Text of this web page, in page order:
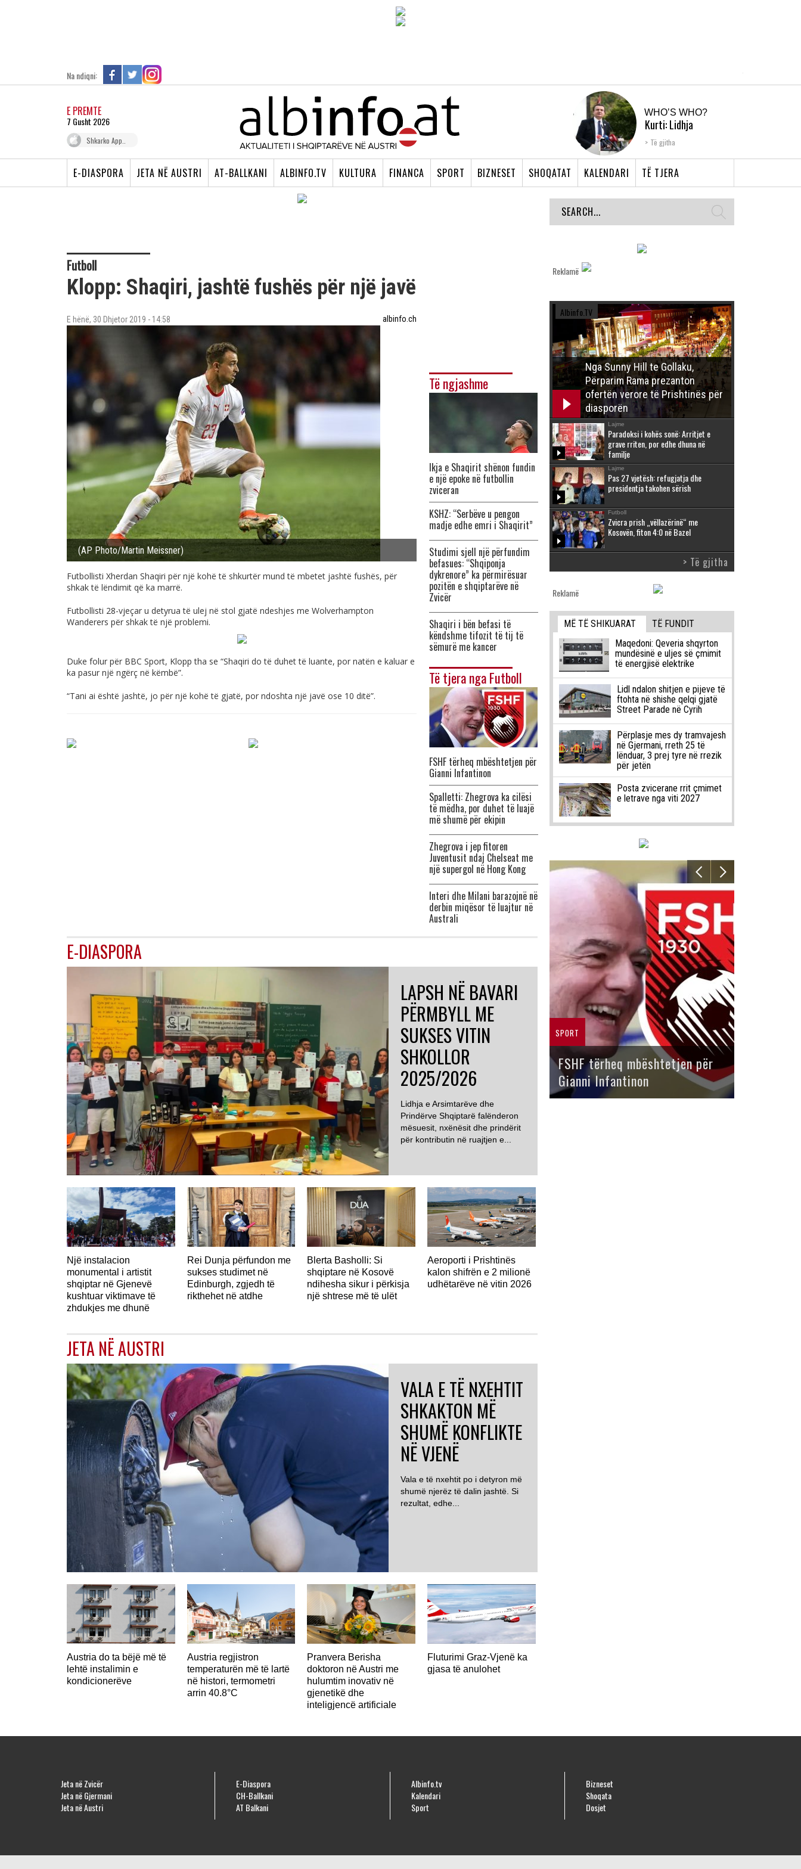
Na ndiqni:
E PREMTE
7 Gusht 2026
Shkarko App..
WHO’S WHO?
Kurti: Lidhja
Shqiptare e Prizrenit,
Të gjitha
E-DIASPORA JETA NË AUSTRI AT-BALLKANI ALBINFO.TV KULTURA FINANCA SPORT BIZNESET SHOQATAT KALENDARI TË TJERA
Futboll
Klopp: Shaqiri, jashtë fushës për një javë
E hënë, 30 Dhjetor 2019 - 14:58 albinfo.ch
(AP Photo/Martin Meissner)
Futbollisti Xherdan Shaqiri për një kohë të shkurtër mund të mbetet jashtë fushës, për
shkak të lëndimit që ka marrë.
Futbollisti 28-vjeçar u detyrua të ulej në stol gjatë ndeshjes me Wolverhampton
Wanderers për shkak të një problemi.
Duke folur për BBC Sport, Klopp tha se “Shaqiri do të duhet të luante, por natën e kaluar e
ka pasur një ngërç në këmbë”.
“Tani ai është jashtë, jo për një kohë të gjatë, por ndoshta një javë ose 10 ditë”.
Të ngjashme
Ikja e Shaqirit shënon fundin
e një epoke në futbollin
zviceran
KSHZ: “Serbëve u pengon
madje edhe emri i Shaqirit”
Studimi sjell një përfundim
befasues: “Shqiponja
dykrenore” ka përmirësuar
pozitën e shqiptarëve në
Zvicër
Shaqiri i bën befasi të
këndshme tifozit të tij të
sëmurë me kancer
Të tjera nga Futboll
FSHF tërheq mbështetjen për
Gianni Infantinon
Spalletti: Zhegrova ka cilësi
të mëdha, por duhet të luajë
më shumë për ekipin
Zhegrova i jep fitoren
Juventusit ndaj Chelseat me
një supergol në Hong Kong
Interi dhe Milani barazojnë në
derbin miqësor të luajtur në
Australi
E-DIASPORA
LAPSH NË BAVARI
PËRMBYLL ME
SUKSES VITIN
SHKOLLOR
2025/2026
Lidhja e Arsimtarëve dhe
Prindërve Shqiptarë falënderon
mësuesit, nxënësit dhe prindërit
për kontributin në ruajtjen e...
Një instalacion
monumental i artistit
shqiptar në Gjenevë
kushtuar viktimave të
zhdukjes me dhunë
Rei Dunja përfundon me
sukses studimet në
Edinburgh, zgjedh të
rikthehet në atdhe
Blerta Basholli: Si
shqiptare në Kosovë
ndihesha sikur i përkisja
një shtrese më të ulët
Aeroporti i Prishtinës
kalon shifrën e 2 milionë
udhëtarëve në vitin 2026
JETA NË AUSTRI
VALA E TË NXEHTIT
SHKAKTON MË
SHUMË KONFLIKTE
NË VJENË
Vala e të nxehtit po i detyron më
shumë njerëz të dalin jashtë. Si
rezultat, edhe...
Austria do ta bëjë më të
lehtë instalimin e
kondicionerëve
Austria regjistron
temperaturën më të lartë
në histori, termometri
arrin 40.8°C
Pranvera Berisha
doktoron në Austri me
hulumtim inovativ në
gjenetikë dhe
inteligjencë artificiale
Fluturimi Graz-Vjenë ka
gjasa të anulohet
Reklamë
Albinfo.TV
Nga Sunny Hill te Gollaku,
Përparim Rama prezanton
ofertën verore të Prishtinës për
diasporën
Lajme
Paradoksi i kohës sonë: Arritjet e
grave rriten, por edhe dhuna në
familje
Lajme
Pas 27 vjetësh: refugjatja dhe
presidentja takohen sërish
Futboll
Zvicra prish „vëllazërinë“ me
Kosovën, fiton 4:0 në Bazel
> Të gjitha
Reklamë
MË TË SHIKUARAT
TË FUNDIT
Maqedoni: Qeveria shqyrton
mundësinë e uljes së çmimit
të energjisë elektrike
Lidl ndalon shitjen e pijeve të
ftohta në shishe qelqi gjatë
Street Parade në Cyrih
Përplasje mes dy tramvajesh
në Gjermani, rreth 25 të
lënduar, 3 prej tyre në rrezik
për jetën
Posta zvicerane rrit çmimet
e letrave nga viti 2027
SPORT
FSHF tërheq mbështetjen për
Gianni Infantinon
Jeta në Zvicër
Jeta në Gjermani
Jeta në Austri
E-Diaspora
CH-Ballkani
AT Balkani
Albinfo.tv
Kalendari
Sport
Bizneset
Shoqata
Dosjet